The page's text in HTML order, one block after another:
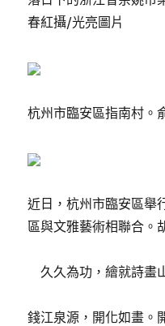
春紅攝/光亮圖片
杭州市臨安區指南村。
近日，杭州市臨安區舉
區與文雅藝術相聯合。
久久為功，繪就詩畫
錢江泉源，開化如畫。